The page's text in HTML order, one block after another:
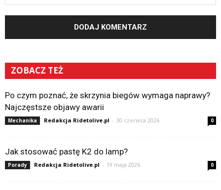
ZOBACZ TEŻ
Po czym poznać, że skrzynia biegów wymaga naprawy?
Najczęstsze objawy awarii
Mechanika Redakcja Ridetolive.pl - 30 czerwca 2026 0
Jak stosować pastę K2 do lamp?
Porady Redakcja Ridetolive.pl - 19 maja 2026 0